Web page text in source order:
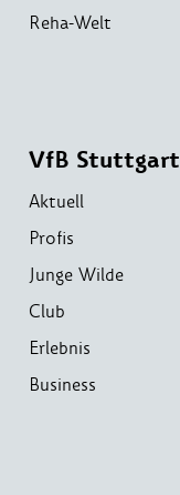
Reha-Welt
VfB Stuttgart
Aktuell
Profis
Junge Wilde
Club
Erlebnis
Business